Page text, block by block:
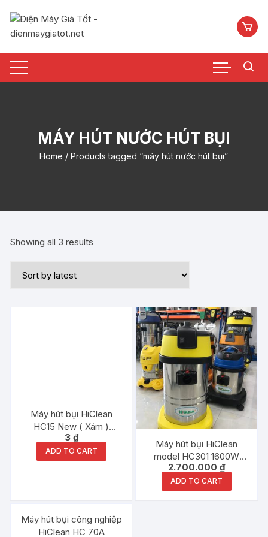
nội
MÁY HÚT NƯỚC HÚT BỤI
Home / Products tagged “máy hút nước hút bụi”
Showing all 3 results
Máy hút bụi HiClean
HC15 New ( Xám )
1500W 15Lit chính hãng
3 ₫
ADD TO CART
Máy hút bụi HiClean
model HC301 1600W
30Lit chính hãng
2.700.000₫
ADD TO CART
Đang ưu đãi!
Máy hút bụi công nghiệp
HiClean HC 70A